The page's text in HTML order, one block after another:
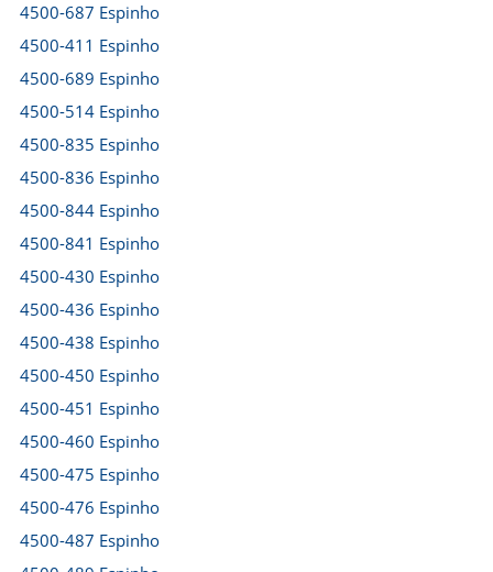
4500-687 Espinho
4500-411 Espinho
4500-689 Espinho
4500-514 Espinho
4500-835 Espinho
4500-836 Espinho
4500-844 Espinho
4500-841 Espinho
4500-430 Espinho
4500-436 Espinho
4500-438 Espinho
4500-450 Espinho
4500-451 Espinho
4500-460 Espinho
4500-475 Espinho
4500-476 Espinho
4500-487 Espinho